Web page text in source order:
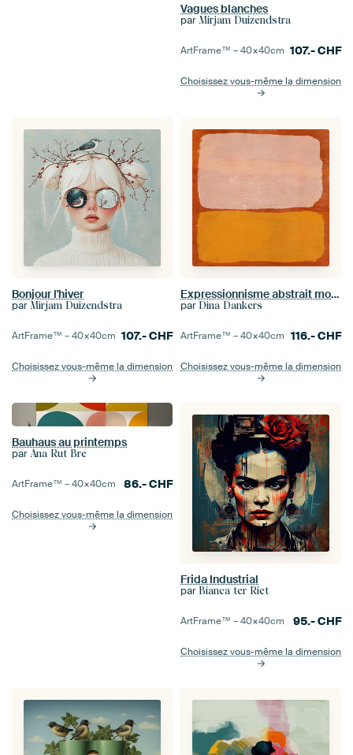
Vagues blanches
par Mirjam Duizendstra
ArtFrame™ –40×40cm 107.-CHF
Choisissez vous-même la dimension
Bonjour l'hiver
par Mirjam Duizendstra
ArtFrame™ –40×40cm 107.-CHF
Choisissez vous-même la dimension
Expressionnisme abstrait moderne. Rose et jaune sur orange.
par Dina Dankers
ArtFrame™ –40×40cm 116.-CHF
Choisissez vous-même la dimension
Bauhaus au printemps
par Ana Rut Bre
ArtFrame™ –40×40cm 86.-CHF
Choisissez vous-même la dimension
Frida Industrial
par Bianca ter Riet
ArtFrame™ –40×40cm 95.-CHF
Choisissez vous-même la dimension